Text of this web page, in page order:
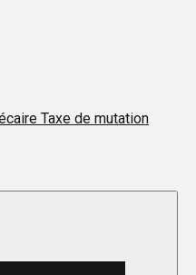
Taxe de mutation